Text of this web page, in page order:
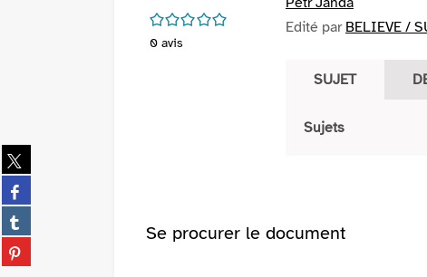
Partager
sur
twitter
(Nouvelle
fenêtre)
Partager
sur
facebook
(Nouvelle
fenêtre)
Partager
sur
tumblr
Partager
sur
/5
0 avis
Edité par BELIEVE /
SUJET
Sujets
Se procurer le document